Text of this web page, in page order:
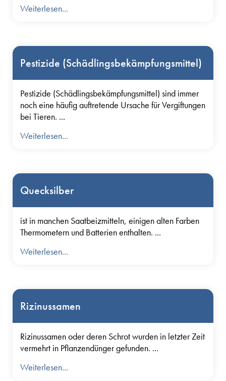
Weiterlesen...
Pestizide (Schädlingsbekämpfungsmittel)
Pestizide (Schädlingsbekämpfungsmittel) sind immer
noch eine häufig auftretende Ursache für Vergiftungen
bei Tieren. ...
Weiterlesen...
Quecksilber
ist in manchen Saatbeizmitteln, einigen alten Farben
Thermometern und Batterien enthalten. ...
Weiterlesen...
Rizinussamen
Rizinussamen oder deren Schrot wurden in letzter Zeit
vermehrt in Pflanzendünger gefunden. ...
Weiterlesen...